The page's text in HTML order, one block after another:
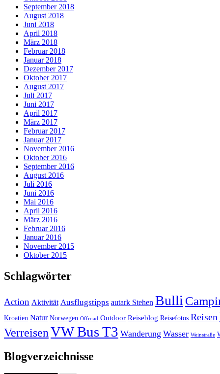
September 2018
August 2018
Juni 2018
April 2018
März 2018
Februar 2018
Januar 2018
Dezember 2017
Oktober 2017
August 2017
Juli 2017
Juni 2017
April 2017
März 2017
Februar 2017
Januar 2017
November 2016
Oktober 2016
September 2016
August 2016
Juli 2016
Juni 2016
Mai 2016
April 2016
März 2016
Februar 2016
Januar 2016
November 2015
Oktober 2015
Schlagwörter
Action Aktivität Ausflugstipps autark Stehen Bulli
Kroatien Natur Norwegen Offroad Outdoor Reiseblog Reisefotos Reisen
VerreisenVW Bus T3 Wanderung Wasser Weinstraße
Blogverzeichnisse